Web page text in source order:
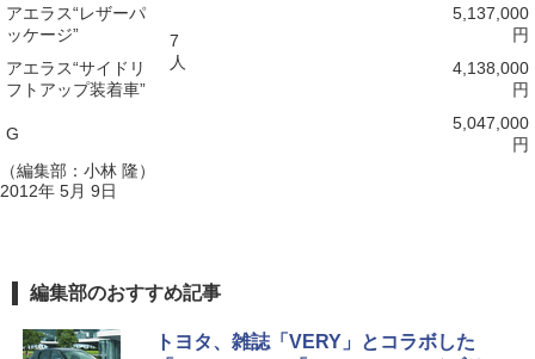
7
人
アエラス“レザーパ
ッケージ”
5,137,000
円
アエラス“サイドリ
フトアップ装着車”
4,138,000
円
G
5,047,000
円
（編集部：小林 隆）
2012年 5月 9日
編集部のおすすめ記事
トヨタ、雑誌「VERY」とコラボした